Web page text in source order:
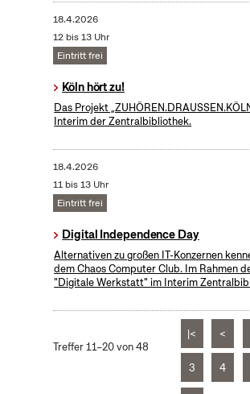
18.4.2026
12 bis 13 Uhr
Eintritt frei
Köln hört zu!
Das Projekt
Interim der Zentralbibliothek.
18.4.2026
11 bis 13 Uhr
Eintritt frei
Digital Independence Day
Alternativen zu großen IT-Konzernen
dem Chaos Computer Club. Im Rahmen
"Digitale Werkstatt" im Interim
Treffer 11–20 von 48
|< <
3 4